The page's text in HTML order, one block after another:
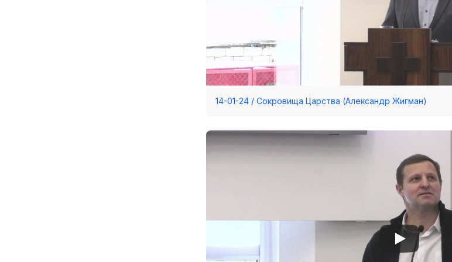
14-01-24 / Сокровища Царства (Александр Жигман)